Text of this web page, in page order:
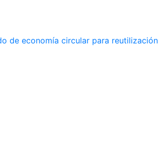
de economía circular para reutilización